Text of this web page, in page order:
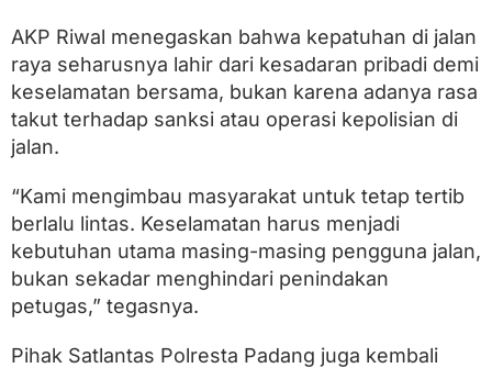
u
d
a
AKP Riwal menegaskan bahwa kepatuhan di jalan
raya seharusnya lahir dari kesadaran pribadi demi
keselamatan bersama, bukan karena adanya rasa
takut terhadap sanksi atau operasi kepolisian di
jalan.
“Kami mengimbau masyarakat untuk tetap tertib
berlalu lintas. Keselamatan harus menjadi
kebutuhan utama masing-masing pengguna jalan,
bukan sekadar menghindari penindakan
petugas,” tegasnya.
Pihak Satlantas Polresta Padang juga kembali